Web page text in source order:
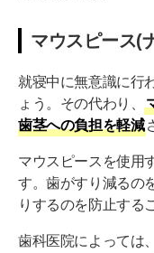
マウスピース(
就寝中に無意識に行
ょう。その代わり、
歯茎への負担を軽減
マウスピースを使用
す。歯がすり減るの
りするのを防止する
歯科医院によっては